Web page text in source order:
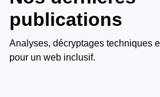
publications
Analyses, décryptages techniques
pour un web inclusif.